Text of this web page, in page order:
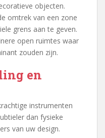
objecten.
omtrek van een zone
grens aan te geven.
open ruimtes waar
zouden zijn.
en
instrumenten
dan fysieke
van uw design.